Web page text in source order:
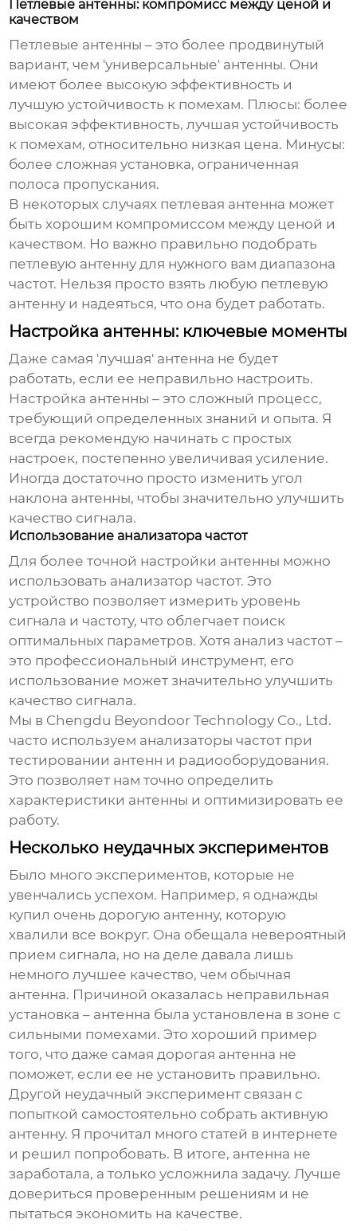
Петлевые антенны: компромисс между ценой и
качеством
Петлевые антенны – это более продвинутый
вариант, чем 'универсальные' антенны. Они
имеют более высокую эффективность и
лучшую устойчивость к помехам. Плюсы: более
высокая эффективность, лучшая устойчивость
к помехам, относительно низкая цена. Минусы:
более сложная установка, ограниченная
полоса пропускания.
В некоторых случаях петлевая антенна может
быть хорошим компромиссом между ценой и
качеством. Но важно правильно подобрать
петлевую антенну для нужного вам диапазона
частот. Нельзя просто взять любую петлевую
антенну и надеяться, что она будет работать.
Настройка антенны: ключевые моменты
Даже самая 'лучшая' антенна не будет
работать, если ее неправильно настроить.
Настройка антенны – это сложный процесс,
требующий определенных знаний и опыта. Я
всегда рекомендую начинать с простых
настроек, постепенно увеличивая усиление.
Иногда достаточно просто изменить угол
наклона антенны, чтобы значительно улучшить
качество сигнала.
Использование анализатора частот
Для более точной настройки антенны можно
использовать анализатор частот. Это
устройство позволяет измерить уровень
сигнала и частоту, что облегчает поиск
оптимальных параметров. Хотя анализ частот –
это профессиональный инструмент, его
использование может значительно улучшить
качество сигнала.
Мы в Chengdu Beyondoor Technology Co., Ltd.
часто используем анализаторы частот при
тестировании антенн и радиооборудования.
Это позволяет нам точно определить
характеристики антенны и оптимизировать ее
работу.
Несколько неудачных экспериментов
Было много экспериментов, которые не
увенчались успехом. Например, я однажды
купил очень дорогую антенну, которую
хвалили все вокруг. Она обещала невероятный
прием сигнала, но на деле давала лишь
немного лучшее качество, чем обычная
антенна. Причиной оказалась неправильная
установка – антенна была установлена в зоне с
сильными помехами. Это хороший пример
того, что даже самая дорогая антенна не
поможет, если ее не установить правильно.
Другой неудачный эксперимент связан с
попыткой самостоятельно собрать активную
антенну. Я прочитал много статей в интернете
и решил попробовать. В итоге, антенна не
заработала, а только усложнила задачу. Лучше
довериться проверенным решениям и не
пытаться экономить на качестве.